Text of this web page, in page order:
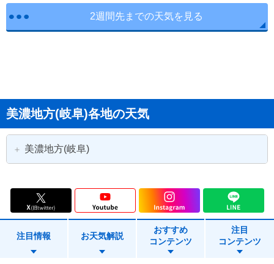
2週間先までの天気を見る
美濃地方(岐阜)各地の天気
美濃地方(岐阜)
多治見市 関市
中津川市 美濃市
注目情報 お天気解説
おすすめ
コンテンツ
注目
コンテンツ